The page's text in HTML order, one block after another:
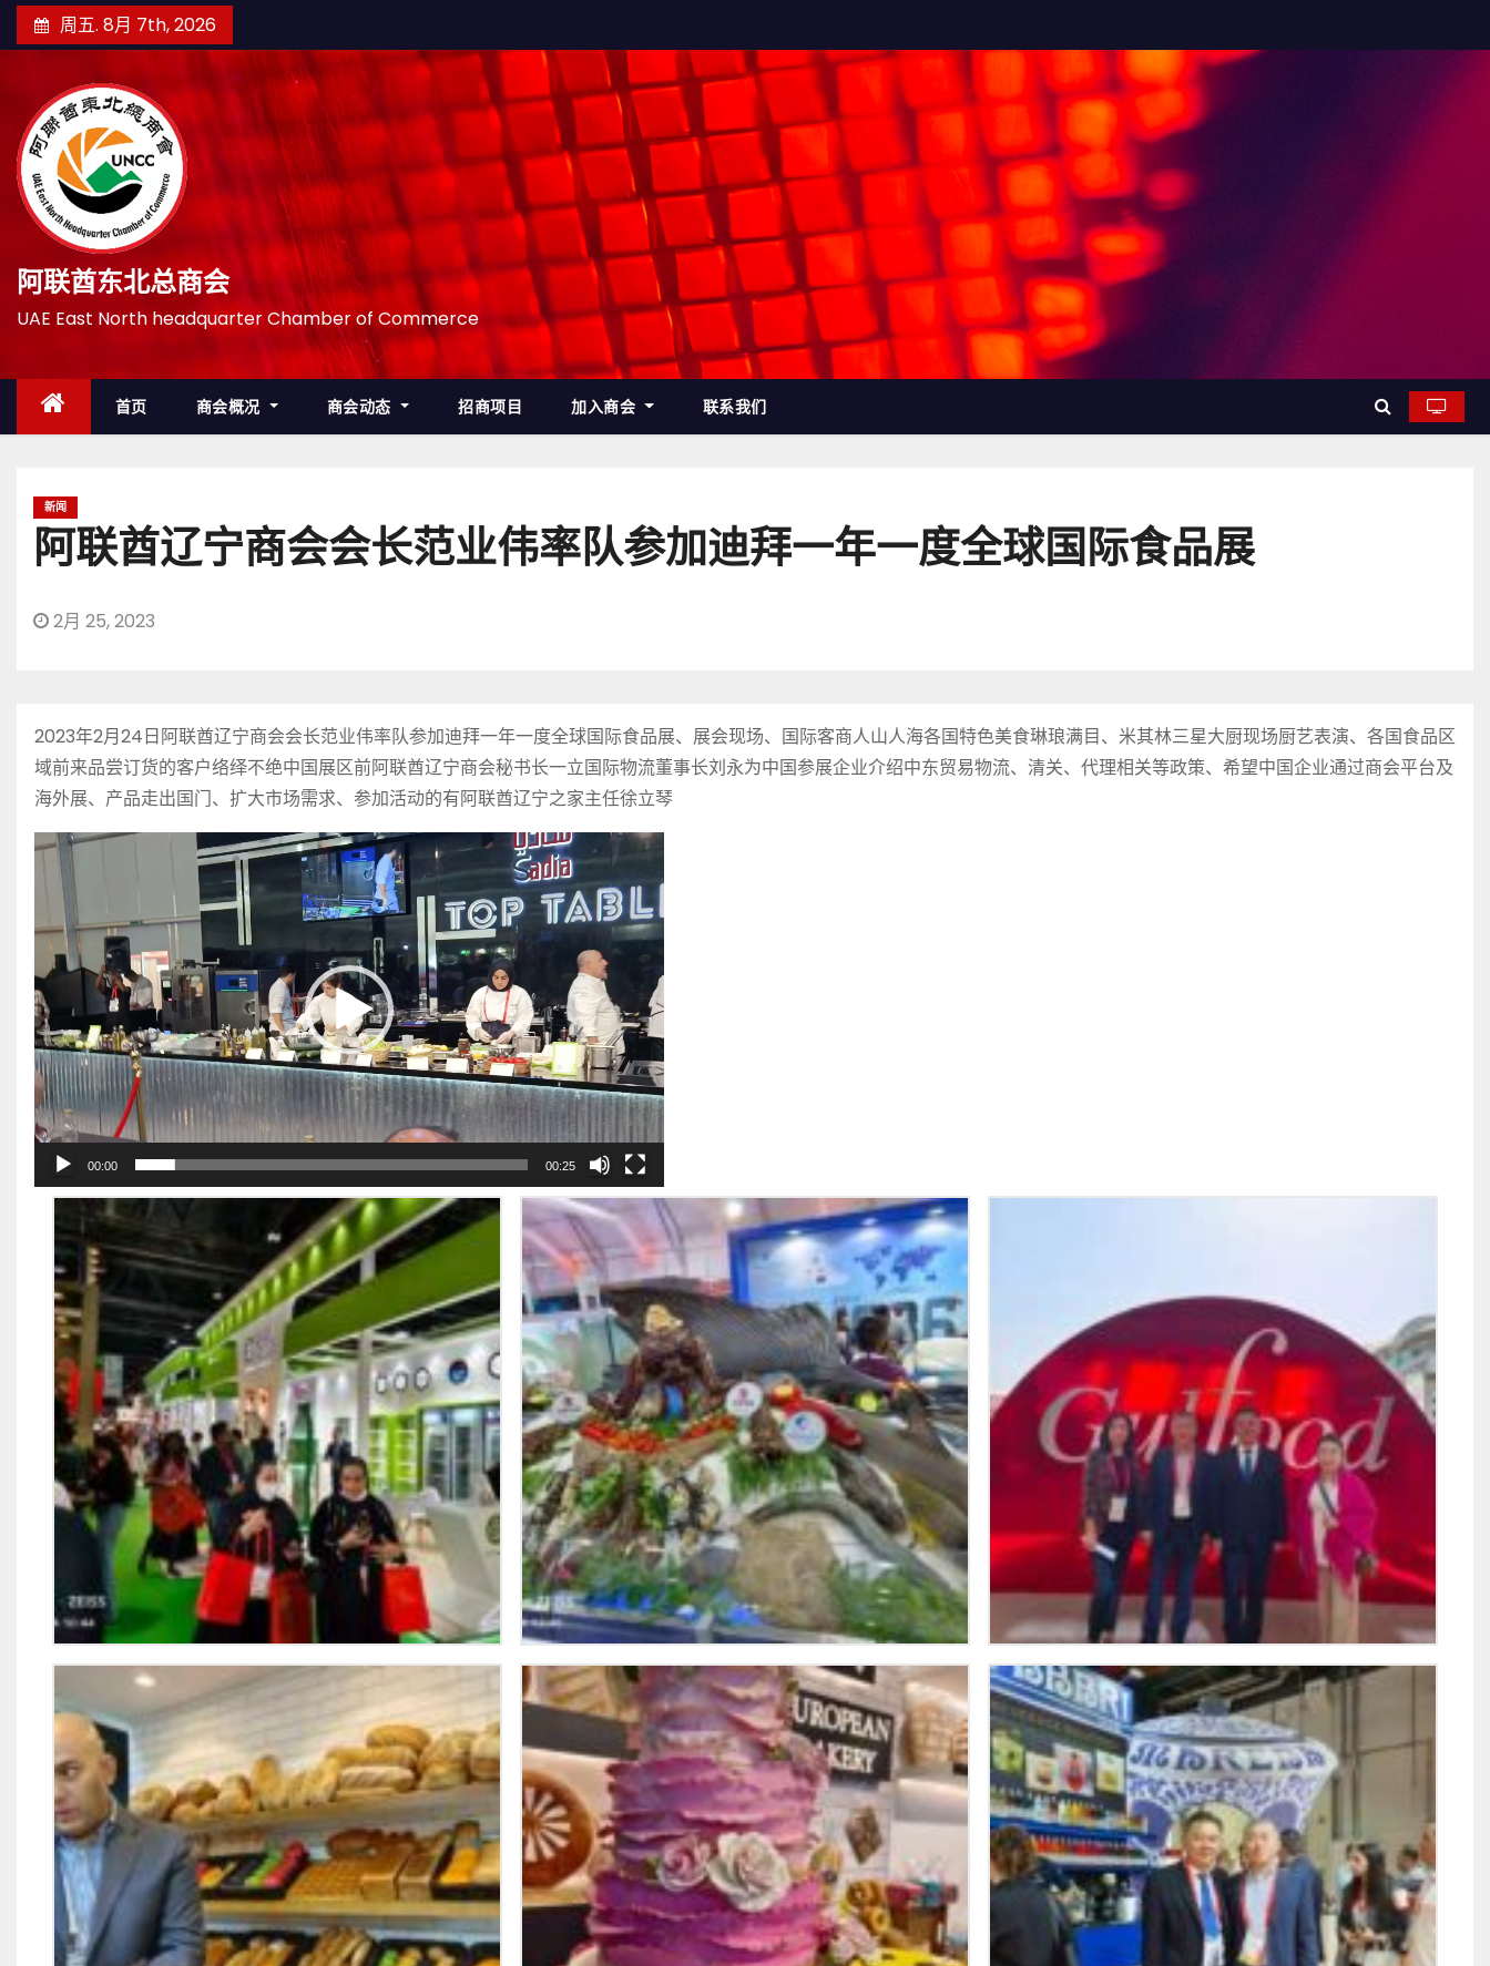
至
周五. 8月 7th, 2026
阿联酋东北总商会
UAE East North headquarter Chamber of Commerce
首页 商会概况 商会动态 招商项目 加入商会 联系我们
新闻
阿联酋辽宁商会会长范业伟率队参加迪拜一年一度全球国际食品展
2月 25, 2023
2023年2月24日阿联酋辽宁商会会长范业伟率队参加迪拜一年一度全球国际食品展、展会现场、国际客商人山人海各国特色美食琳琅满目、米其林三星大厨现场厨艺表演、各国食品区
域前来品尝订货的客户络绎不绝中国展区前阿联酋辽宁商会秘书长一立国际物流董事长刘永为中国参展企业介绍中东贸易物流、清关、代理相关等政策、希望中国企业通过商会平台及
海外展、产品走出国门、扩大市场需求、参加活动的有阿联酋辽宁之家主任徐立琴
视
放
器
00:00 00:25